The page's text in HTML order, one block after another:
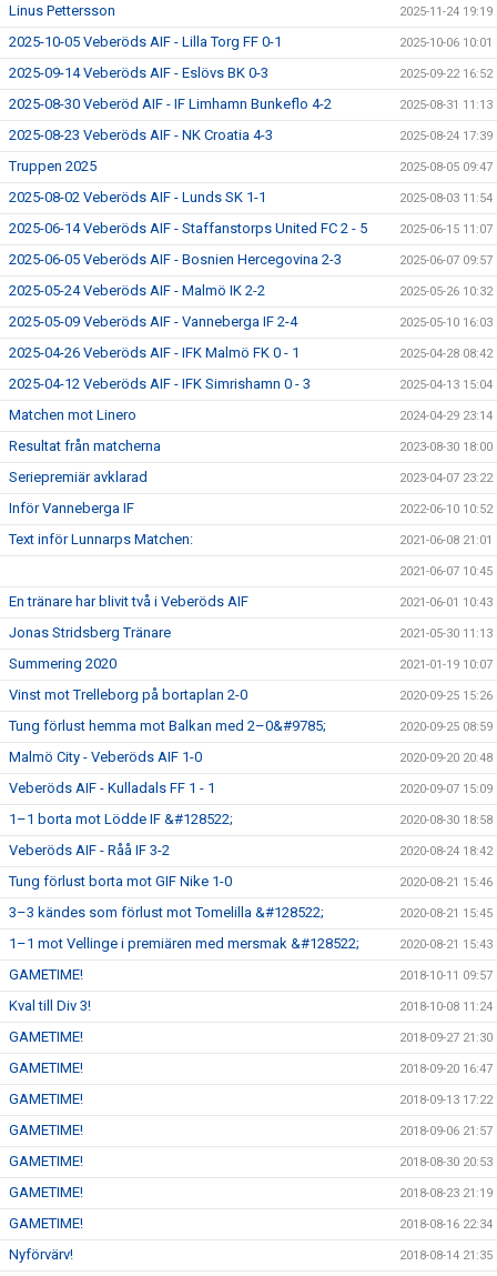
Linus Pettersson 2025-11-24 19:19
2025-10-05 Veberöds AIF - Lilla Torg FF 0-1 2025-10-06 10:01
2025-09-14 Veberöds AIF - Eslövs BK 0-3 2025-09-22 16:52
2025-08-30 Veberöd AIF - IF Limhamn Bunkeflo 4-2 2025-08-31 11:13
2025-08-23 Veberöds AIF - NK Croatia 4-3 2025-08-24 17:39
Truppen 2025 2025-08-05 09:47
2025-08-02 Veberöds AIF - Lunds SK 1-1 2025-08-03 11:54
2025-06-14 Veberöds AIF - Staffanstorps United FC 2 - 5 2025-06-15 11:07
2025-06-05 Veberöds AIF - Bosnien Hercegovina 2-3 2025-06-07 09:57
2025-05-24 Veberöds AIF - Malmö IK 2-2 2025-05-26 10:32
2025-05-09 Veberöds AIF - Vanneberga IF 2-4 2025-05-10 16:03
2025-04-26 Veberöds AIF - IFK Malmö FK 0 - 1 2025-04-28 08:42
2025-04-12 Veberöds AIF - IFK Simrishamn 0 - 3 2025-04-13 15:04
Matchen mot Linero 2024-04-29 23:14
Resultat från matcherna 2023-08-30 18:00
Seriepremiär avklarad 2023-04-07 23:22
Inför Vanneberga IF 2022-06-10 10:52
Text inför Lunnarps Matchen: 2021-06-08 21:01
2021-06-07 10:45
En tränare har blivit två i Veberöds AIF 2021-06-01 10:43
Jonas Stridsberg Tränare 2021-05-30 11:13
Summering 2020 2021-01-19 10:07
Vinst mot Trelleborg på bortaplan 2-0 2020-09-25 15:26
Tung förlust hemma mot Balkan med 2–0&#9785; 2020-09-25 08:59
Malmö City - Veberöds AIF 1-0 2020-09-20 20:48
Veberöds AIF - Kulladals FF 1 - 1 2020-09-07 15:09
1–1 borta mot Lödde IF &#128522; 2020-08-30 18:58
Veberöds AIF - Råå IF 3-2 2020-08-24 18:42
Tung förlust borta mot GIF Nike 1-0 2020-08-21 15:46
3–3 kändes som förlust mot Tomelilla &#128522; 2020-08-21 15:45
1–1 mot Vellinge i premiären med mersmak &#128522; 2020-08-21 15:43
GAMETIME! 2018-10-11 09:57
Kval till Div 3! 2018-10-08 11:24
GAMETIME! 2018-09-27 21:30
GAMETIME! 2018-09-20 16:47
GAMETIME! 2018-09-13 17:22
GAMETIME! 2018-09-06 21:57
GAMETIME! 2018-08-30 20:53
GAMETIME! 2018-08-23 21:19
GAMETIME! 2018-08-16 22:34
Nyförvärv! 2018-08-14 21:35